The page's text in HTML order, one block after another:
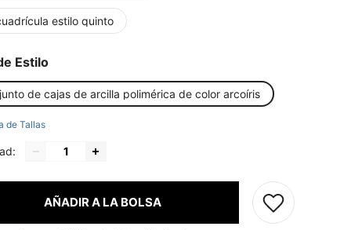
estilo quinto
Estilo
de cajas de arcilla polimérica de color arcoíris
de Tallas
AÑADIR A LA BOLSA